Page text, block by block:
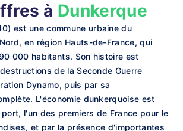
à Dunkerque
est une commune urbaine du
en région Hauts-de-France, qui
000 habitants. Son histoire est
de la Seconde Guerre
Dynamo, puis par sa
L'économie dunkerquoise est
l'un des premiers de France pour le
et par la présence d'importantes